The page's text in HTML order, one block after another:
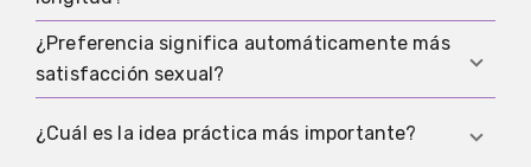
limpieza. La cultura, los medios, la vergüenza y el
reclutamiento moldean las respuestas de las
encuestas de maneras difíciles de separar entre
sí.
Si los estudios muestran alguna diferencia, la
circunferencia suele recibir más atención. Pero
cada situación sexual.
¿Preferencia significa automáticamente más
satisfacción sexual?
No. Un tamaño deseado declarado no es lo mismo
¿Cuál es la idea práctica más importante?